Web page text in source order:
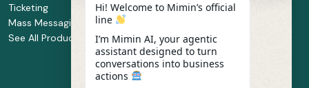
Ticketing
Mass Messaging
See All Products
Manage Service
Integration
Service
Implementation
Whatsapp
Business Platform
Health and
Food and
Beverage
Hi! Welcome to Mimin’s official
line
I’m Mimin AI, your agentic
assistant designed to turn
conversations into business
actions